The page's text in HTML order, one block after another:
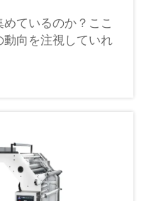
ているのか？ここ
向を注視していれ
変化に気づかれた
コンバーターがグ
ら離れ、…